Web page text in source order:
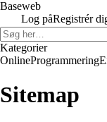
Baseweb
Log påRegistrér
Kategorier
OnlineProgrammering
Sitemap